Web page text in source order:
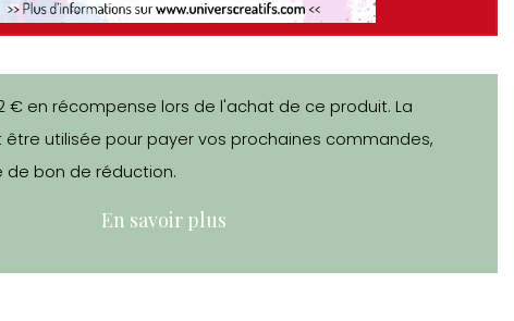
€ en récompense lors de l'achat de ce produit. La
utilisée pour payer vos prochaines commandes,
de bon de réduction.
En savoir plus